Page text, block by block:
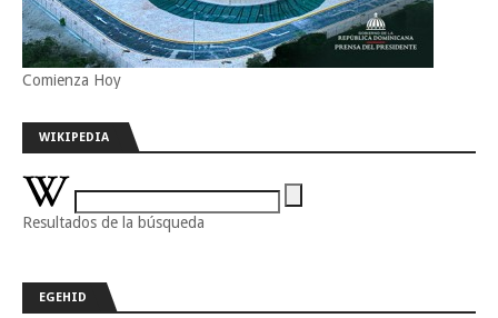
Comienza Hoy
WIKIPEDIA
Resultados de la búsqueda
EGEHID